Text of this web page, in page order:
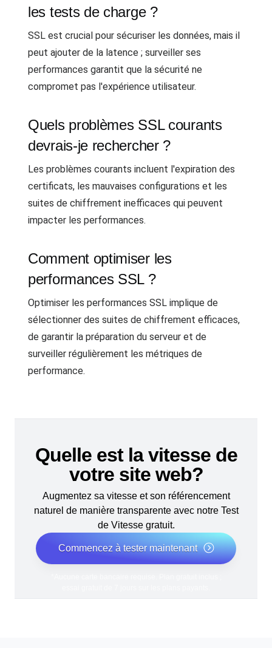
les tests de charge ?
SSL est crucial pour sécuriser les données, mais il
peut ajouter de la latence ; surveiller ses
performances garantit que la sécurité ne
compromet pas l'expérience utilisateur.
Quels problèmes SSL courants
devrais-je rechercher ?
Les problèmes courants incluent l'expiration des
certificats, les mauvaises configurations et les
suites de chiffrement inefficaces qui peuvent
impacter les performances.
Comment optimiser les
performances SSL ?
Optimiser les performances SSL implique de
sélectionner des suites de chiffrement efficaces,
de garantir la préparation du serveur et de
surveiller régulièrement les métriques de
performance.
Quelle est la vitesse de
votre site web?
Augmentez sa vitesse et son référencement
naturel de manière transparente avec notre Test
de Vitesse gratuit.
Commencez à tester maintenant